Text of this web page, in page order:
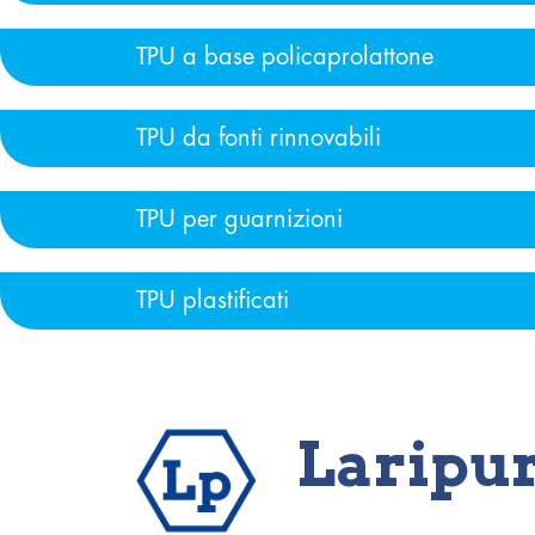
TPU a base policaprolattone
TPU da fonti rinnovabili
TPU per guarnizioni
TPU plastificati